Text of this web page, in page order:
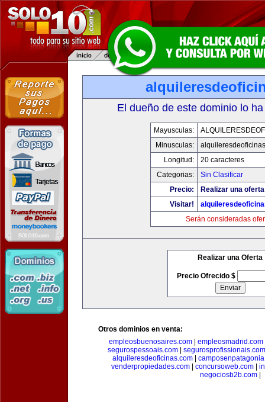
El dueño de este dominio lo
Mayusculas:
Minusculas:
Longitud:
20 caracteres
Categorias:
Sin Clasificar
Precio:
Realizar una
Visitar!
Serán consideradas
Realizar una Oferta
Precio Ofrecido $
Otros dominios en venta:
empleosbuenosaires.com
empleosmadrid.com
segurospessoais.com| segurosprofissionais.com
alquileresdeoficinas.com
venderpropiedades.com
concursoweb.com
negociosb2b.com|